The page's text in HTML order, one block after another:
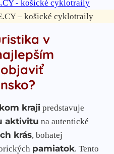
– košické cyklotraily
v
kraji predstavuje
aktivitu na autentické
krás, bohatej
pamiatok. Tento